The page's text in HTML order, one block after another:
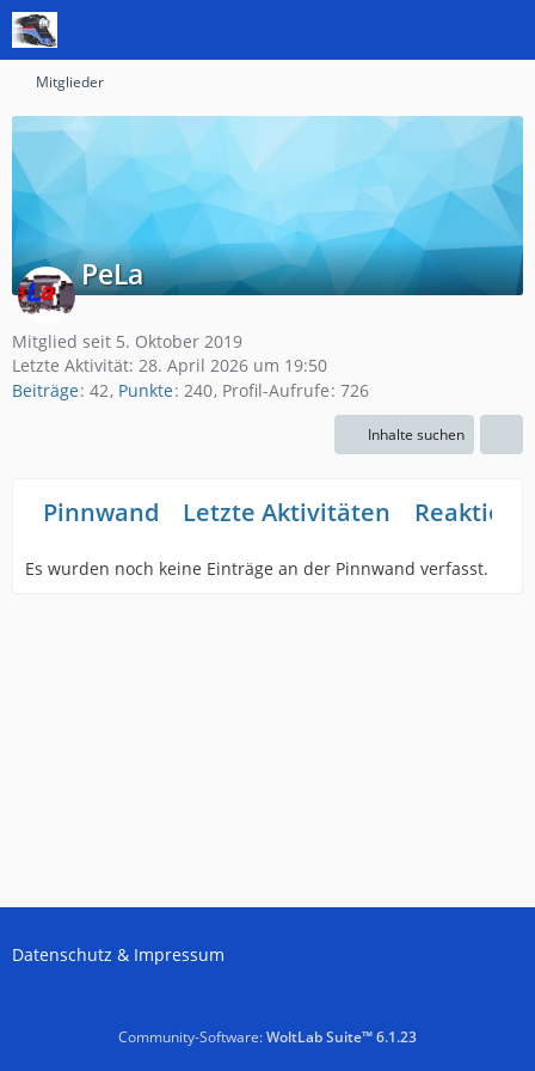
Mitglieder
PeLa
Mitglied seit 5. Oktober 2019
Letzte Aktivität: 28. April 2026 um 19:50
Beiträge 42 Punkte 240 Profil-Aufrufe 726
Inhalte suchen
Pinnwand Letzte Aktivitäten
Es wurden noch keine Einträge an der Pinnwand verfasst.
Datenschutz & Impressum
Community-Software:WoltLab Suite™ 6.1.23